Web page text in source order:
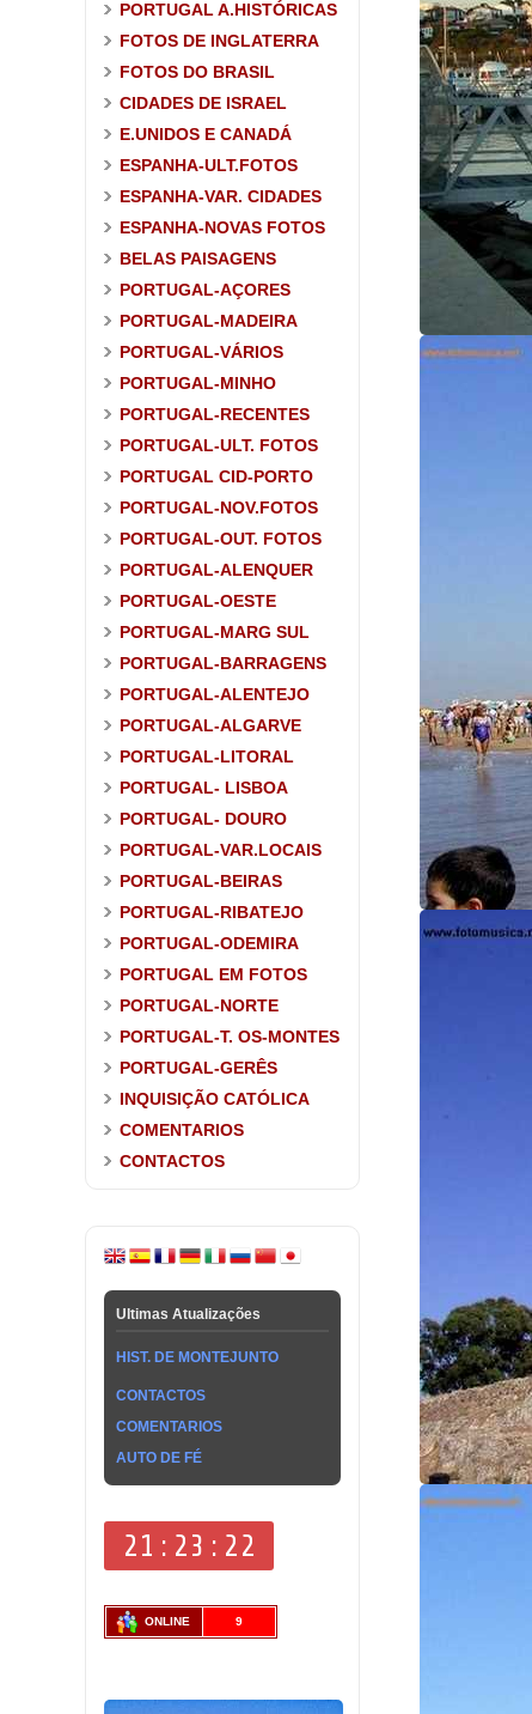
PORTUGAL A.HISTÓRICAS
FOTOS DE INGLATERRA
FOTOS DO BRASIL
CIDADES DE ISRAEL
E.UNIDOS E CANADÁ
ESPANHA-ULT.FOTOS
ESPANHA-VAR. CIDADES
ESPANHA-NOVAS FOTOS
BELAS PAISAGENS
PORTUGAL-AÇORES
PORTUGAL-MADEIRA
PORTUGAL-VÁRIOS
PORTUGAL-MINHO
PORTUGAL-RECENTES
PORTUGAL-ULT. FOTOS
PORTUGAL CID-PORTO
PORTUGAL-NOV.FOTOS
PORTUGAL-OUT. FOTOS
PORTUGAL-ALENQUER
PORTUGAL-OESTE
PORTUGAL-MARG SUL
PORTUGAL-BARRAGENS
PORTUGAL-ALENTEJO
PORTUGAL-ALGARVE
PORTUGAL-LITORAL
PORTUGAL- LISBOA
PORTUGAL- DOURO
PORTUGAL-VAR.LOCAIS
PORTUGAL-BEIRAS
PORTUGAL-RIBATEJO
PORTUGAL-ODEMIRA
PORTUGAL EM FOTOS
PORTUGAL-NORTE
PORTUGAL-T. OS-MONTES
PORTUGAL-GERÊS
INQUISIÇÃO CATÓLICA
COMENTARIOS
CONTACTOS
Ultimas Atualizações
HIST. DE MONTEJUNTO
CONTACTOS
COMENTARIOS
AUTO DE FÉ
ONLINE 9